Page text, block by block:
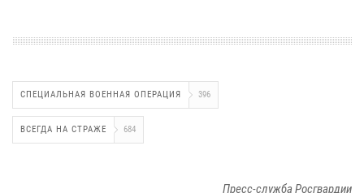
СПЕЦИАЛЬНАЯ ВОЕННАЯ ОПЕРАЦИЯ 396
ВСЕГДА НА СТРАЖЕ 684
Пресс-служба Росгвардии